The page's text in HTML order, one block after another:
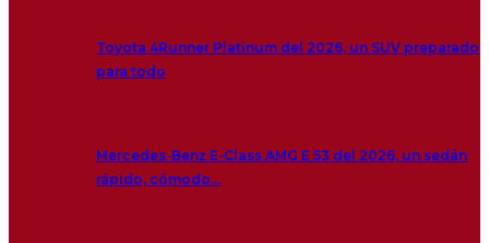
Toyota 4Runner Platinum del 2026, un SUV preparado
para todo
Mercedes-Benz E-Class AMG E 53 del 2026, un sedán
rápido, cómodo…